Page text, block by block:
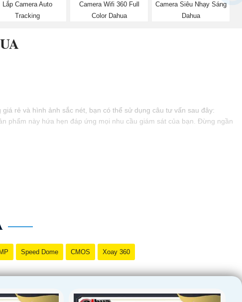
Lắp Camera Auto
Tracking
Camera Wifi 360 Full
Color Dahua
Camera Siêu Nhạy Sáng
Dahua
rẻ và hình ảnh sắc nét, bạn có thể sử dụng câu tư vấn sau đây:
phẩm này hứa hẹn đáp ứng mọi nhu cầu giám sát của bạn. Đừng ngần
Speed Dome CMOS Xoay 360